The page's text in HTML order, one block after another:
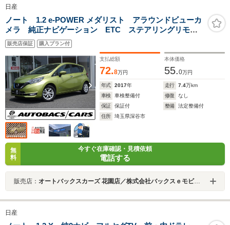
日産
ノート 1.2 e-POWER メダリスト アラウンドビューカ
メラ 純正ナビゲーション ETC ステアリングリモコ
ン 純正アルミホイール LEDヘッドライト 電動格納
ミラー プッシュスタート スマートキー キーレス
販売店保証 購入プラン付
支払総額
72.8万円
本体価格
55.0万円
年式 2017年 走行 7.4万km
車検
車検整備付 修復
なし
保証
保証付 整備
法定整備付
住所
埼玉県深谷市
無
料
今すぐ在庫確認・見積依頼
電話する
販売店： オートバックスカーズ 花園店／株式会社バックスｅモビリティ
日産